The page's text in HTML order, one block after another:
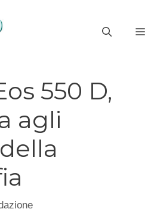
550 D,
agli